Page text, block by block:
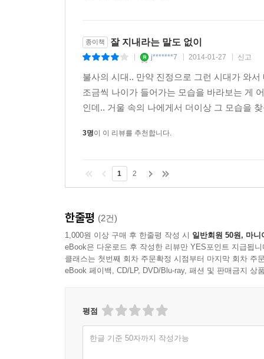
종이책 잘 지내라는 말도 없이
j*******7 2014-01-27 신고
불사의 시대.. 만약 진정으로 그런 시대가 와
조금씩 나이가 들어가는 모습을 바라보는 게
인데.. 거울 속의 나에게서 더이상 그 모습을
3명이 이 리뷰를 추천합니다.
1 2
한줄평 (2건)
1,000원 이상 구매 후 한줄평 작성 시 일반회원 50원, 마니
eBook은 다운로드 후 작성한 리뷰만 YES포인트 지급됩니
클래스는 첫번째 회차 주문확정 시점부터 마지막 회차 주
eBook 페이백, CD/LP, DVD/Blu-ray, 패션 및 판매금지 상
평점
한글 기준 50자까지 작성가능